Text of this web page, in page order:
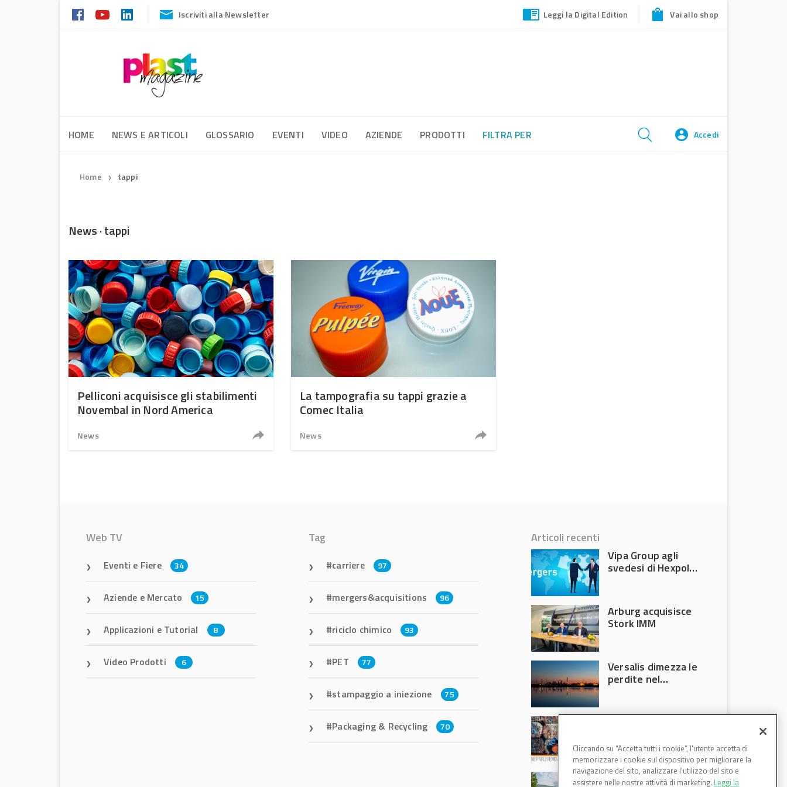
Iscriviti alla Newsletter Leggi la Digital Edition Vai allo shop
HOME NEWS E ARTICOLI GLOSSARIO EVENTI VIDEO AZIENDE PRODOTTI FILTRA PER Accedi
Home ❯ tappi
News · tappi
Pelliconi acquisisce gli stabilimenti
Novembal in Nord America
News
La tampografia su tappi grazie a
Comec Italia
News
Web TV
Eventi e Fiere 34
Aziende e Mercato 15
Applicazioni e Tutorial 8
Video Prodotti 6
Tag
carriere 97
mergers&acquisitions 96
riciclo chimico 93
PET 77
stampaggio a iniezione 75
Packaging & Recycling 70
Articoli recenti
Vipa Group agli
svedesi di Hexpol
Arburg acquisisce
Stork IMM
Versalis dimezza le
perdite nel
chiedono
intervento del
Governo
Basf Italia cresce
Cliccando su “Accetta tutti i cookie”, l'utente accetta di
memorizzare i cookie sul dispositivo per migliorare la
navigazione del sito, analizzare l'utilizzo del sito e
assistere nelle nostre attività di marketing. Leggi la